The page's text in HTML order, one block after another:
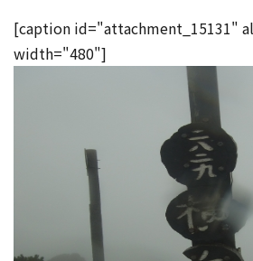
[caption id="attachment_15131"
width="480"]